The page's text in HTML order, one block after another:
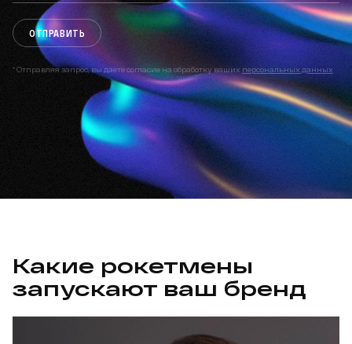
ОТПРАВИТЬ
* Отправляя запрос, вы даете согласие на обработку ваших персональных данных
Какие рокетмены
запускают ваш бренд